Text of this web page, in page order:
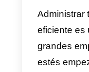
un
llevar
vuelve